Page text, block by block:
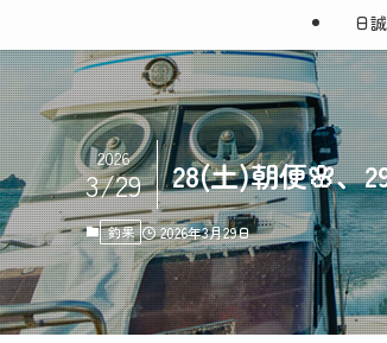
日
28(土)朝便🌸、
2026
3/29
釣果 2026年3月29日